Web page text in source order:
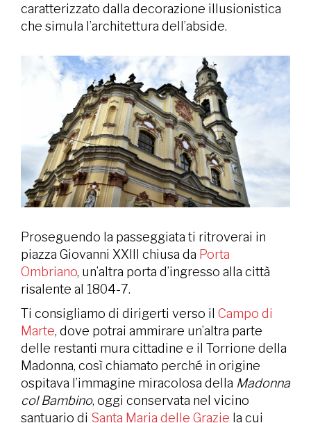
caratterizzato dalla decorazione illusionistica
che simula l’architettura dell’abside.
Proseguendo la passeggiata ti ritroverai in
piazza Giovanni XXIII chiusa da Porta
Ombriano, un’altra porta d’ingresso alla città
risalente al 1804-7.
Ti consigliamo di dirigerti verso il Campo di
Marte, dove potrai ammirare un’altra parte
delle restanti mura cittadine e il Torrione della
Madonna, così chiamato perché in origine
ospitava l’immagine miracolosa della Madonna
col Bambino, oggi conservata nel vicino
santuario di Santa Maria delle Grazie la cui